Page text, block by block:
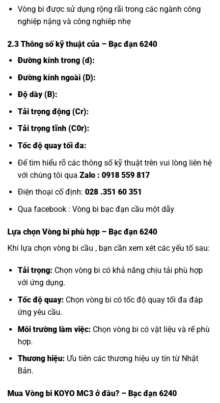
Vòng bi được sử dụng rộng rãi trong các ngành công
nghiệp nậng và công nghiêp nhẹ
2.3 Thông số kỹ thuật của – Bạc đạn 6240
Đường kính trong (d):
Đường kính ngoài (D):
Độ dày (B):
Tải trọng động (Cr):
Tải trọng tĩnh (C0r):
Tốc độ quay tối đa:
Để tìm hiểu rõ các thông số kỹ thuật trên vui lòng liên hệ
với chúng tôi qua Zalo : 0918 559 817
Điện thoại cố định: 028 .351 60 351
Qua facebook : Vòng bi bạc đạn cầu một dãy
Lựa chọn Vòng bi phù hợp – Bạc đạn 6240
Khi lựa chọn vòng bi cầu , bạn cần xem xét các yếu tố sau:
Tải trọng: Chọn vòng bi có khả năng chịu tải phù hợp
với ứng dụng.
Tốc độ quay: Chọn vòng bi có tốc độ quay tối đa đáp
ứng yêu cầu.
Môi trường làm việc: Chọn vòng bi có vật liệu và rế phù
hợp.
Thương hiệu: Ưu tiên các thương hiệu uy tín từ Nhật
Bản.
Mua Vòng bi KOYO MC3 ở đâu? – Bạc đạn 6240